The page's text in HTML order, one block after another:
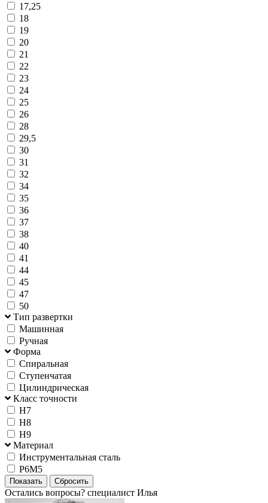
17,25
18
19
20
21
22
23
24
25
26
28
29,5
30
31
32
34
35
36
37
38
40
41
44
45
47
50
Тип развертки
Машинная
Ручная
Форма
Спиральная
Ступенчатая
Цилиндрическая
Класс точности
H7
H8
H9
Материал
Инструментальная сталь
Р6М5
Остались вопросы? специалист Илья